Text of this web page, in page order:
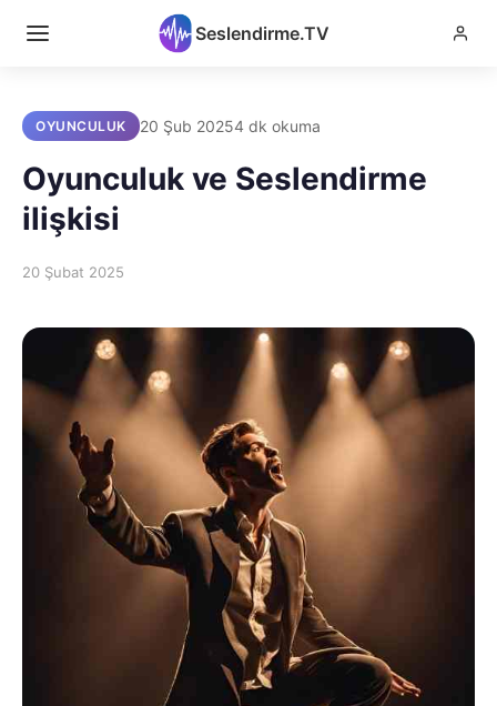
Seslendirme.TV
OYUNCULUK 20 Şub 20254 dk okuma
Oyunculuk ve Seslendirme
ilişkisi
20 Şubat 2025